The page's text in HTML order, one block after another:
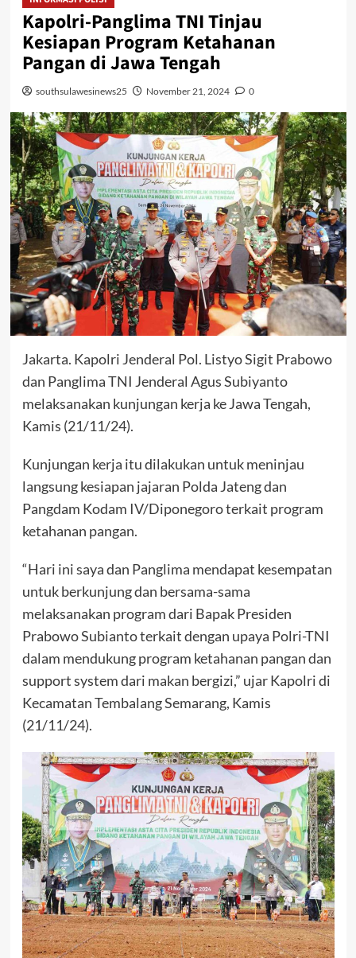
Kapolri-Panglima TNI Tinjau
Kesiapan Program Ketahanan
Pangan di Jawa Tengah
southsulawesinews25 November 21, 2024 0
Jakarta. Kapolri Jenderal Pol. Listyo Sigit Prabowo
dan Panglima TNI Jenderal Agus Subiyanto
melaksanakan kunjungan kerja ke Jawa Tengah,
Kamis (21/11/24).
Kunjungan kerja itu dilakukan untuk meninjau
langsung kesiapan jajaran Polda Jateng dan
Pangdam Kodam IV/Diponegoro terkait program
ketahanan pangan.
“Hari ini saya dan Panglima mendapat kesempatan
untuk berkunjung dan bersama-sama
melaksanakan program dari Bapak Presiden
Prabowo Subianto terkait dengan upaya Polri-TNI
dalam mendukung program ketahanan pangan dan
support system dari makan bergizi,” ujar Kapolri di
Kecamatan Tembalang Semarang, Kamis
(21/11/24).